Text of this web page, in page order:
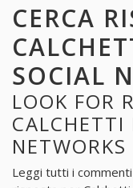
CERCA
SOCIAL
LOOK FOR
CALCHETTI
NETWORKS
Leggi tutti i